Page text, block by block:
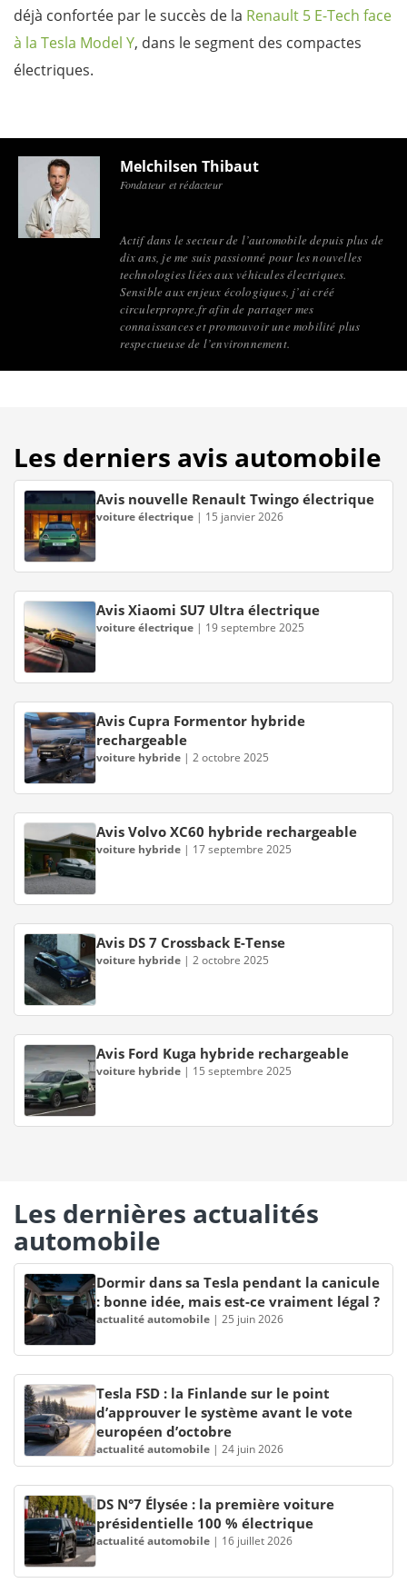
déjà confortée par le succès de la Renault 5 E-Tech face
à la Tesla Model Y, dans le segment des compactes
électriques.
Melchilsen Thibaut
Fondateur et rédacteur
Actif dans le secteur de l’automobile depuis plus de
dix ans, je me suis passionné pour les nouvelles
technologies liées aux véhicules électriques.
Sensible aux enjeux écologiques, j’ai créé
circulerpropre.fr afin de partager mes
connaissances et promouvoir une mobilité plus
respectueuse de l’environnement.
Les derniers avis automobile
Avis nouvelle Renault Twingo électrique
voiture électrique | 15 janvier 2026
Avis Xiaomi SU7 Ultra électrique
voiture électrique | 19 septembre 2025
Avis Cupra Formentor hybride
rechargeable
voiture hybride | 2 octobre 2025
Avis Volvo XC60 hybride rechargeable
voiture hybride | 17 septembre 2025
Avis DS 7 Crossback E-Tense
voiture hybride | 2 octobre 2025
Avis Ford Kuga hybride rechargeable
voiture hybride | 15 septembre 2025
Les dernières actualités
automobile
Dormir dans sa Tesla pendant la canicule
: bonne idée, mais est-ce vraiment légal ?
actualité automobile | 25 juin 2026
Tesla FSD : la Finlande sur le point
d’approuver le système avant le vote
européen d’octobre
actualité automobile | 24 juin 2026
DS N°7 Élysée : la première voiture
présidentielle 100 % électrique
actualité automobile | 16 juillet 2026